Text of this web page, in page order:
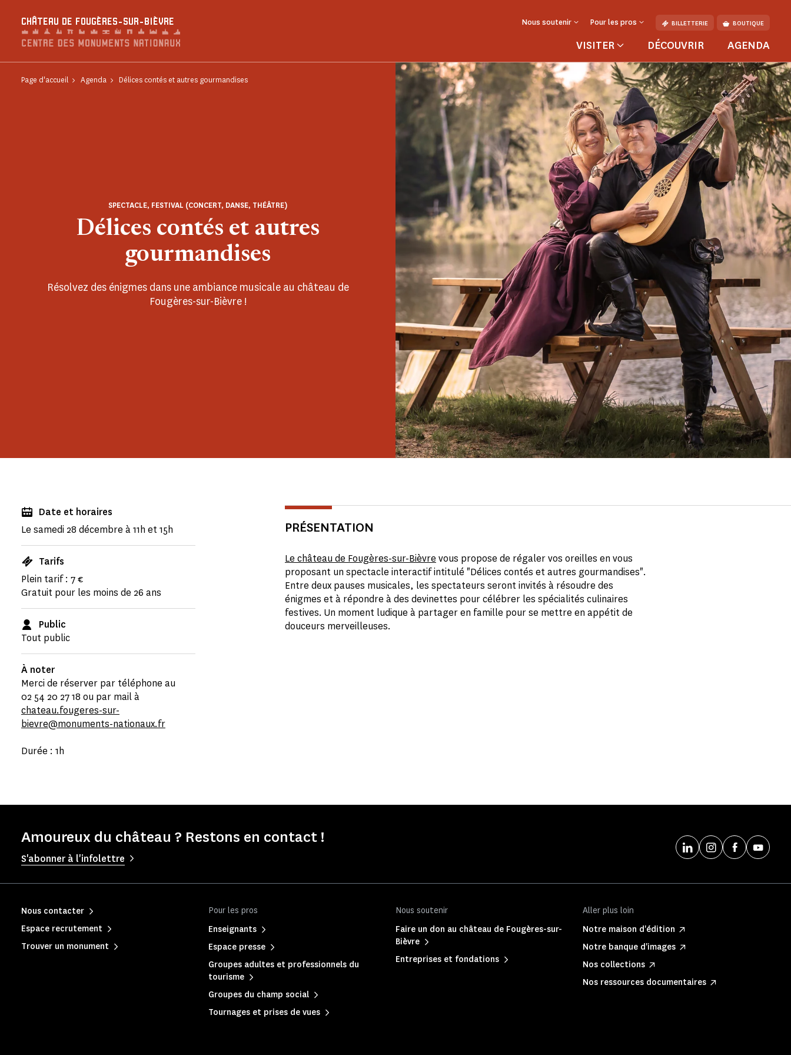
CHÂTEAU DE FOUGÈRES-SUR-BIÈVRE Nous soutenir Pour les pros BILLETTERIE BOUTIQUE
VISITER DÉCOUVRIR AGENDA
Page d'accueil Agenda Délices contés et autres gourmandises
Délices contés et autres
gourmandises
SPECTACLE, FESTIVAL (CONCERT, DANSE, THÉÂTRE)
Résolvez des énigmes dans une ambiance musicale au château de
Fougères-sur-Bièvre !
Date et horaires
Le samedi 28 décembre à 11h et 15h
Tarifs
Plein tarif : 7 €
Gratuit pour les moins de 26 ans
Public
Tout public
À noter
Merci de réserver par téléphone au
02 54 20 27 18 ou par mail à
chateau.fougeres-sur-
bievre@monuments-nationaux.fr
Durée : 1h
PRÉSENTATION
Le château de Fougères-sur-Bièvre vous propose de régaler vos oreilles en vous
proposant un spectacle interactif intitulé "Délices contés et autres gourmandises".
Entre deux pauses musicales, les spectateurs seront invités à résoudre des
énigmes et à répondre à des devinettes pour célébrer les spécialités culinaires
festives. Un moment ludique à partager en famille pour se mettre en appétit de
douceurs merveilleuses.
Amoureux du château ? Restons en contact !
S'abonner à l'infolettre
Pour les pros
Enseignants
Espace presse
Groupes adultes et professionnels du
tourisme
Groupes du champ social
Tournages et prises de vues
Nous soutenir
Faire un don au château de Fougères-sur-
Bièvre
Entreprises et fondations
Aller plus loin
Notre maison d'édition
Notre banque d'images
Nos collections
Nos ressources documentaires
Nous contacter
Espace recrutement
Trouver un monument